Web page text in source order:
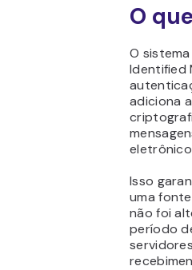
O
O
Identified
adiciona
Isso
uma
não foi
período